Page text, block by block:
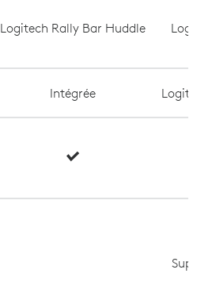
Logitech Rally Bar Huddle
Intégrée